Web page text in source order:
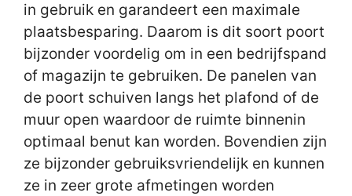
in gebruik en garandeert een maximale
plaatsbesparing. Daarom is dit soort poort
bijzonder voordelig om in een bedrijfspand
of magazijn te gebruiken. De panelen van
de poort schuiven langs het plafond of de
muur open waardoor de ruimte binnenin
optimaal benut kan worden. Bovendien zijn
ze bijzonder gebruiksvriendelijk en kunnen
ze in zeer grote afmetingen worden